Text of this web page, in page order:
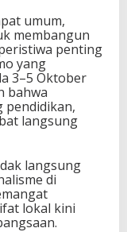
umum,
membangun
penting
yang
3–5 Oktober
bahwa
pendidikan,
langsung
langsung
di
lokal kini